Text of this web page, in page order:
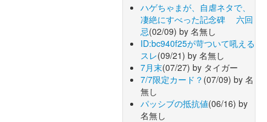
ハゲちゃまが、自虐ネタで、
凄絶にすべった記念碑 六回
忌(02/09) by 名無し
ID:bc940f25が苛ついて吼える
スレ(09/21) by 名無し
7月末(07/27) by タイガー
7/7限定カード？ (07/09) by 名
無し
パッシブの抵抗値(06/16) by
名無し